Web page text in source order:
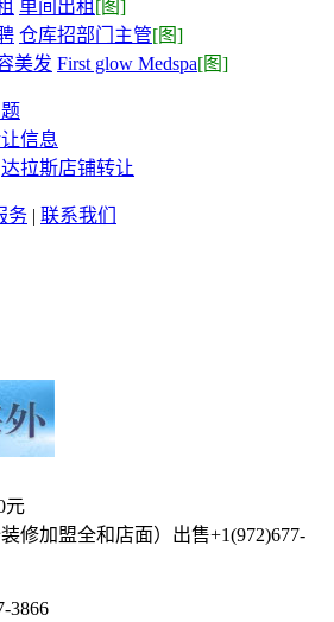
单间出租 [图]
仓库招部门主管[图]
美发 First glow Medspa[图]
信息
达拉斯店铺转让
务 | 联系我们
元
修加盟全和店面）出售+1(972)677-
3866